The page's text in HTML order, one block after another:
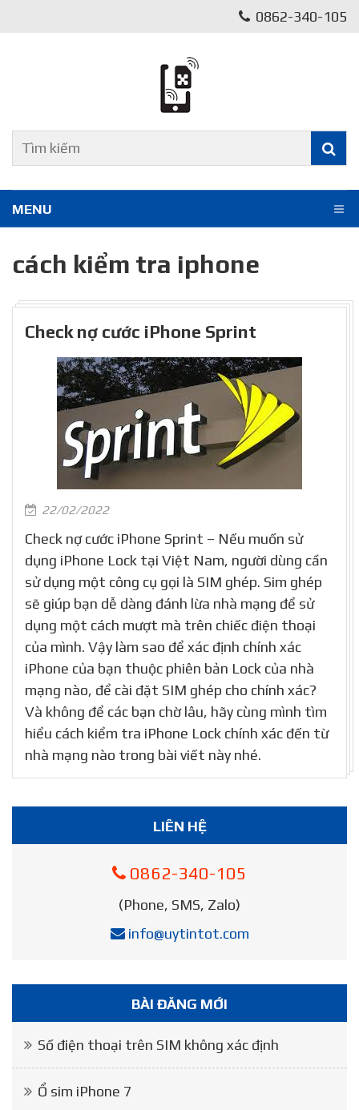
0862-340-105
MENU
cách kiểm tra iphone
Check nợ cước iPhone Sprint
22/02/2022
Check nợ cước iPhone Sprint – Nếu muốn sử
dụng iPhone Lock tại Việt Nam, người dùng cần
sử dụng một công cụ gọi là SIM ghép. Sim ghép
sẽ giúp bạn dễ dàng đánh lừa nhà mạng để sử
dụng một cách mượt mà trên chiếc điện thoại
của mình. Vậy làm sao để xác định chính xác
iPhone của bạn thuộc phiên bản Lock của nhà
mạng nào, để cài đặt SIM ghép cho chính xác?
Và không để các bạn chờ lâu, hãy cùng mình tìm
hiểu cách kiểm tra iPhone Lock chính xác đến từ
nhà mạng nào trong bài viết này nhé.
LIÊN HỆ
0862-340-105
(Phone, SMS, Zalo)
info@uytintot.com
BÀI ĐĂNG MỚI
Số điện thoại trên SIM không xác định
Ổ sim iPhone 7